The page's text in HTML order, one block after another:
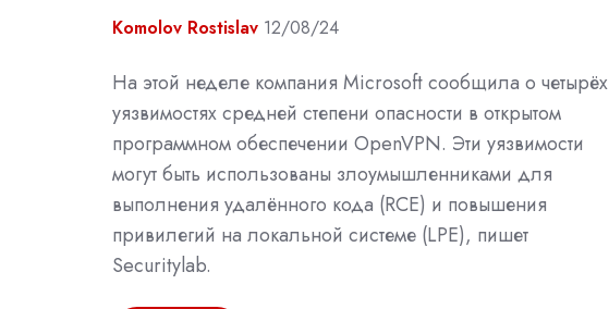
Komolov Rostislav 12/08/24
На этой неделе компания Microsoft сообщила о четырёх
уязвимостях средней степени опасности в открытом
программном обеспечении OpenVPN. Эти уязвимости
могут быть использованы злоумышленниками для
выполнения удалённого кода (RCE) и повышения
привилегий на локальной системе (LPE), пишет
Securitylab.